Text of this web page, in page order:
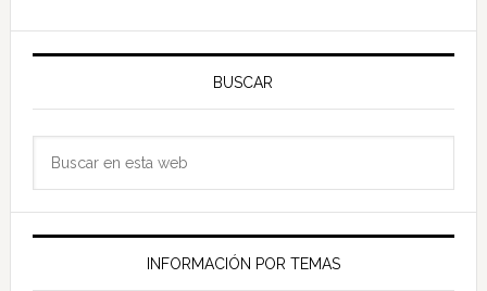
BUSCAR
web
INFORMACIÓN POR TEMAS